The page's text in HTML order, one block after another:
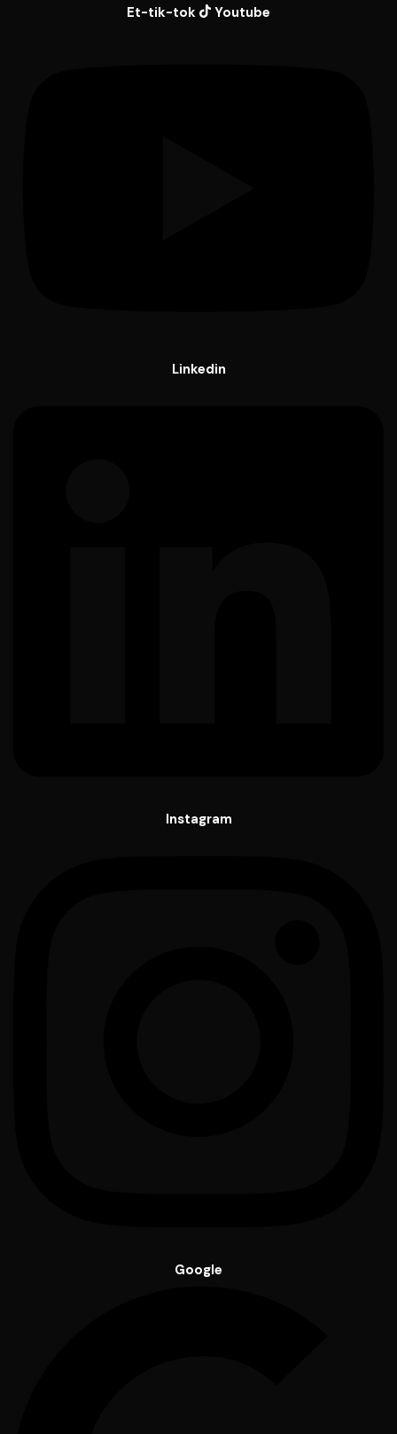
Et-tik-tok Youtube
Linkedin
Instagram
Google